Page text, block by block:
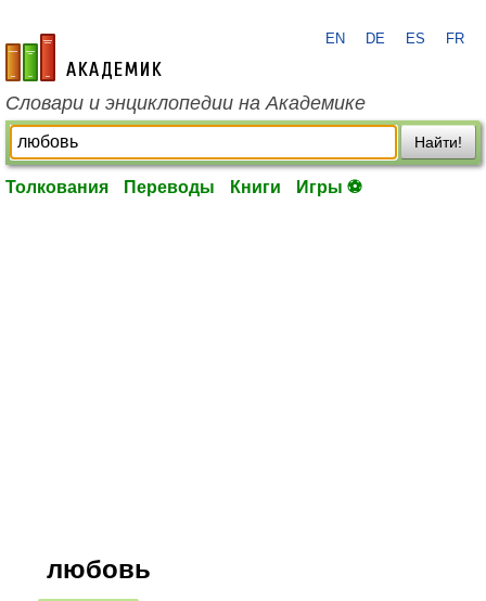
academic.ru
EN DE ES FR
Словари и энциклопедии на Академике
Найти!
Толкования Переводы Книги Игры ⚽
любовь